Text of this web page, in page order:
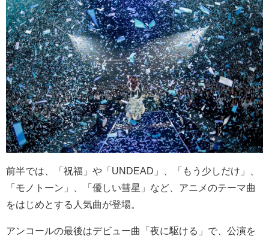
前半では、「祝福」や「 UNDEAD 」、「もう少しだけ」、
「モノトーン」、「優しい彗星」など、アニメのテーマ曲
をはじめとする人気曲が登場。
アンコールの最後はデビュー曲「夜に駆ける」で、公演を